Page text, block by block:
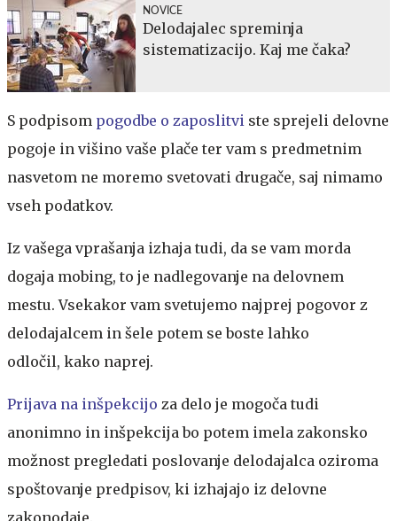
NOVICE
Delodajalec spreminja
sistematizacijo. Kaj me čaka?
S podpisom pogodbe o zaposlitvi ste sprejeli delovne
pogoje in višino vaše plače ter vam s predmetnim
nasvetom ne moremo svetovati drugače, saj nimamo
vseh podatkov.
Iz vašega vprašanja izhaja tudi, da se vam morda
dogaja mobing, to je nadlegovanje na delovnem
mestu. Vsekakor vam svetujemo najprej pogovor z
delodajalcem in šele potem se boste lahko
odločil, kako naprej.
Prijava na inšpekcijo za delo je mogoča tudi
anonimno in inšpekcija bo potem imela zakonsko
možnost pregledati poslovanje delodajalca oziroma
spoštovanje predpisov, ki izhajajo iz delovne
zakonodaje.